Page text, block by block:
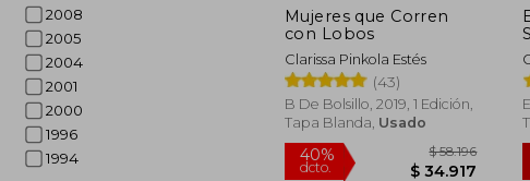
2008
2005
2004
2001
2000
1996
1994
Mujeres que Corren
con Lobos
Clarissa Pinkola Estés
(43)
B De Bolsillo, 2019, 1 Edición,
Tapa Blanda, Usado